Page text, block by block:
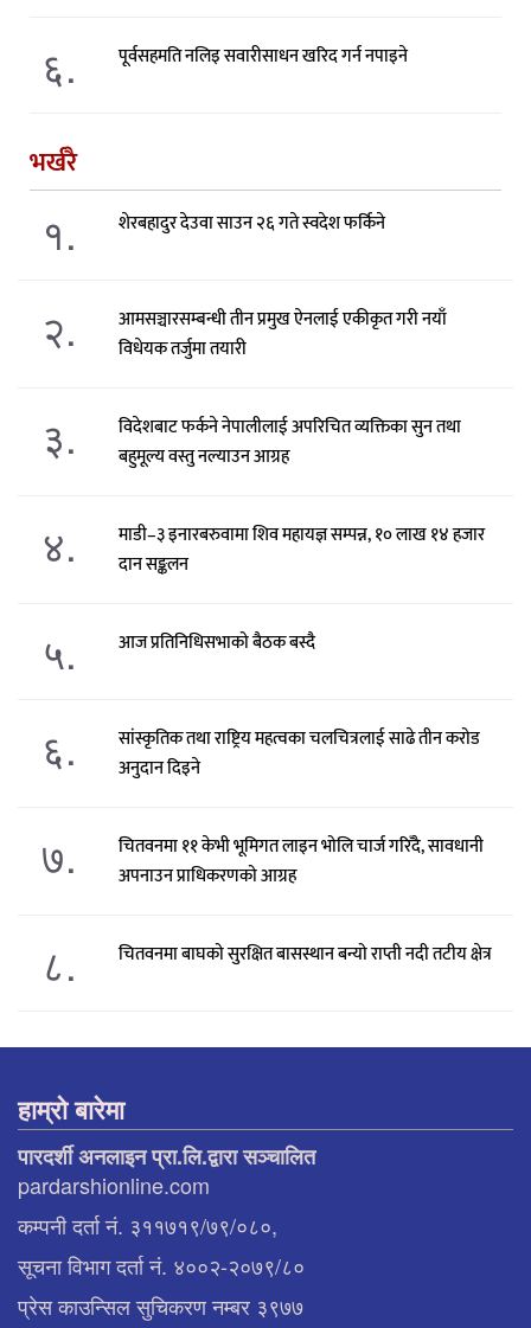
६. पूर्वसहमति नलिइ सवारीसाधन खरिद गर्न नपाइने
भर्खरै
१. शेरबहादुर देउवा साउन २६ गते स्वदेश फर्किने
२.
आमसञ्चारसम्बन्धी तीन प्रमुख ऐनलाई एकीकृत गरी नयाँ
विधेयक तर्जुमा तयारी
३.
विदेशबाट फर्कने नेपालीलाई अपरिचित व्यक्तिका सुन तथा
बहुमूल्य वस्तु नल्याउन आग्रह
४.
माडी–३ इनारबरुवामा शिव महायज्ञ सम्पन्न, १० लाख १४ हजार
दान सङ्कलन
५. आज प्रतिनिधिसभाको बैठक बस्दै
६.
सांस्कृतिक तथा राष्ट्रिय महत्वका चलचित्रलाई साढे तीन करोड
अनुदान दिइने
७.
चितवनमा ११ केभी भूमिगत लाइन भोलि चार्ज गरिँदै, सावधानी
अपनाउन प्राधिकरणको आग्रह
८. चितवनमा बाघको सुरक्षित बासस्थान बन्यो राप्ती नदी तटीय क्षेत्र
हाम्रो बारेमा
पारदर्शी अनलाइन प्रा.लि.द्वारा सञ्चालित
pardarshionline.com
कम्पनी दर्ता नं. ३११७१९/७९/०८०,
सूचना विभाग दर्ता नं. ४००२-२०७९/८०
प्रेस काउन्सिल सुचिकरण नम्बर ३९७७